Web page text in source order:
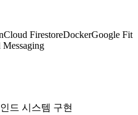
Cloud FirestoreDockerGoogle Fit
Messaging
드 시스템 구현